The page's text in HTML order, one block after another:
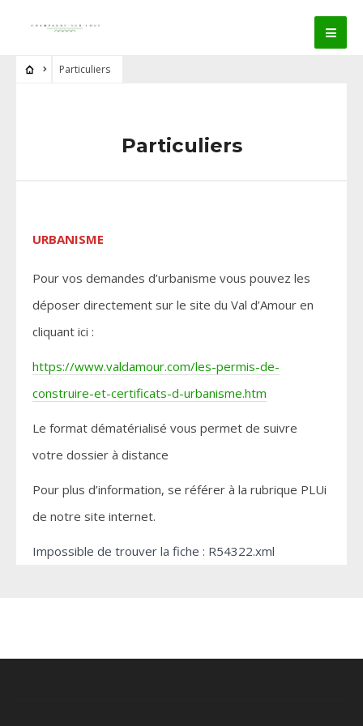
Particuliers
Particuliers
URBANISME
Pour vos demandes d’urbanisme vous pouvez les
déposer directement sur le site du Val d’Amour en
cliquant ici :
https://www.valdamour.com/les-permis-de-
construire-et-certificats-d-urbanisme.htm
Le format dématérialisé vous permet de suivre
votre dossier à distance
Pour plus d’information, se référer à la rubrique PLUi
de notre site internet.
Impossible de trouver la fiche : R54322.xml